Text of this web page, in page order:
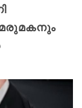
മരുമകനും